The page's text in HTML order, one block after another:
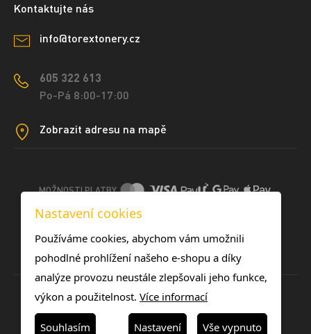
Kontaktujte nás
info@torextonery.cz
605 322 613
Po-Pá 8:00-17:00
Zobrazit adresu na mapě
MOŽNOSTI PLATBY
DOPRAVNÍ METODY
Nastavení cookies
Používáme cookies, abychom vám umožnili
pohodlné prohlížení našeho e-shopu a díky
analýze provozu neustále zlepšovali jeho funkce,
výkon a použitelnost. Více informací
Souhlasím Nastavení Vše vypnuto